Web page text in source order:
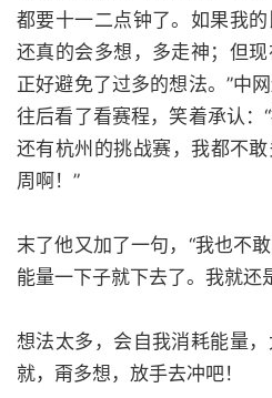
都要十一二点钟了。如果我
还真的会多想，多走神；但
正好避免了过多的想法。”中
往后看了看赛程，笑着承认：
还有杭州的挑战赛，我都不
周啊！”
末了他又加了一句，“我也不
能量一下子就下去了。我就还
想法太多，会自我消耗能量
就，甭多想，放手去冲吧！